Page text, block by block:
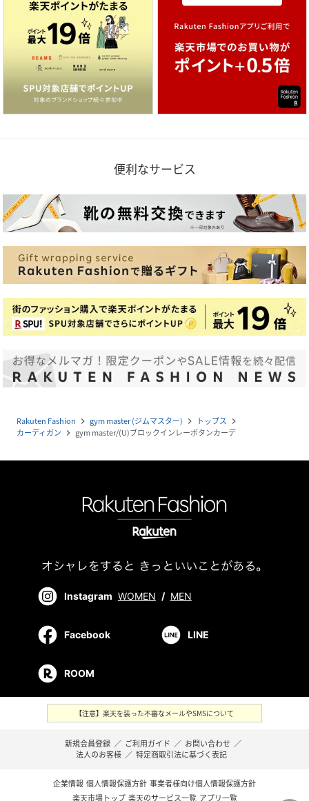
便利なサービス
Rakuten Fashion navigate_next gym master (ジムマスター) navigate_next トップス navigate_next
カーディガン navigate_next gym master/(U)ブロックインレーボタンカーデ
Instagram WOMEN / MEN
Facebook LINE
ROOM
【注意】楽天を装った不審なメールやSMSについて
新規会員登録 ／ ご利用ガイド ／ お問い合わせ ／
法人のお客様 ／ 特定商取引法に基づく表記
企業情報 個人情報保護方針 事業者様向け個人情報保護方針
楽天市場トップ 楽天のサービス一覧 アプリ一覧